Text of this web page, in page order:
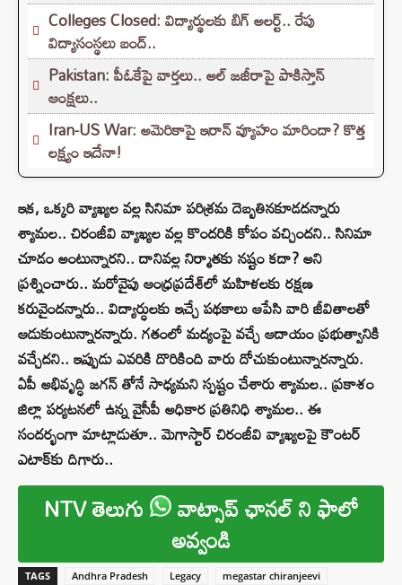
Colleges Closed: విద్యార్థులకు బిగ్ అలర్ట్.. రేపు
విద్యాసంస్థలు బంద్..
Pakistan: పీఓకేపై వార్తలు.. అల్ జజీరాపై పాకిస్తాన్
ఆంక్షలు..
Iran-US War: అమెరికాపై ఇరాన్ వ్యూహం మారిందా? కొత్త
లక్ష్యం ఇదేనా!
ఇక, ఒక్కరి వ్యాఖ్యల వల్ల సినిమా పరిశ్రమ దెబ్బతినకూడదన్నారు
శ్యామల.. చిరంజీవి వ్యాఖ్యల వల్ల కొందరికి కోపం వచ్చిందని.. సినిమా
చూడం అంటున్నారని.. దానివల్ల నిర్మాతకు నష్టం కదా? అని
ప్రశ్నించారు.. మరోవైపు ఆంధ్రప్రదేశ్‌లో మహిళలకు రక్షణ
కరువైందన్నారు.. విద్యార్ధులకు ఇచ్చే పథకాలు ఆపేసి వారి జీవితాలతో
ఆడుకుంటున్నారన్నారు. గతంలో మద్యంపై వచ్చే ఆదాయం ప్రభుత్వానికి
వచ్చేదని.. ఇప్పుడు ఎవరికి దొరికింది వారు దోచుకుంటున్నారన్నారు.
ఏపీ అభివృద్ధి జగన్ తోనే సాధ్యమని స్పష్టం చేశారు శ్యామల.. ప్రకాశం
జిల్లా పర్యటనలో ఉన్న వైసీపీ అధికార ప్రతినిధి శ్యామల.. ఈ
సందర్భంగా మాట్లాడుతూ.. మెగాస్టార్‌ చిరంజీవి వ్యాఖ్యలపై కౌంటర్‌
ఎటాక్‌కు దిగారు..
NTV తెలుగు వాట్సాప్ ఛానల్ ని ఫాలో
అవ్వండి
TAGS Andhra Pradesh Legacy
megastar chiranjeevi